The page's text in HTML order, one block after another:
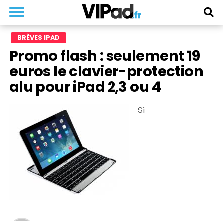
BRÈVES IPAD
Promo flash : seulement 19
euros le clavier-protection
alu pour iPad 2,3 ou 4
Si